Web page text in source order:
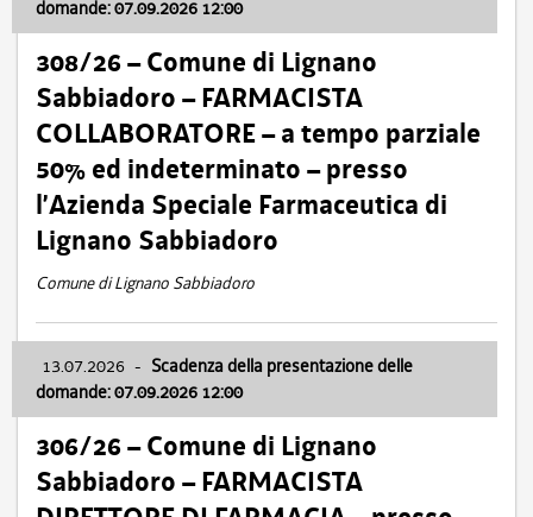
domande: 07.09.2026 12:00
308/26 – Comune di Lignano
Sabbiadoro – FARMACISTA
COLLABORATORE – a tempo parziale
50% ed indeterminato – presso
l’Azienda Speciale Farmaceutica di
Lignano Sabbiadoro
Comune di Lignano Sabbiadoro
13.07.2026 - Scadenza della presentazione delle
domande: 07.09.2026 12:00
306/26 – Comune di Lignano
Sabbiadoro – FARMACISTA